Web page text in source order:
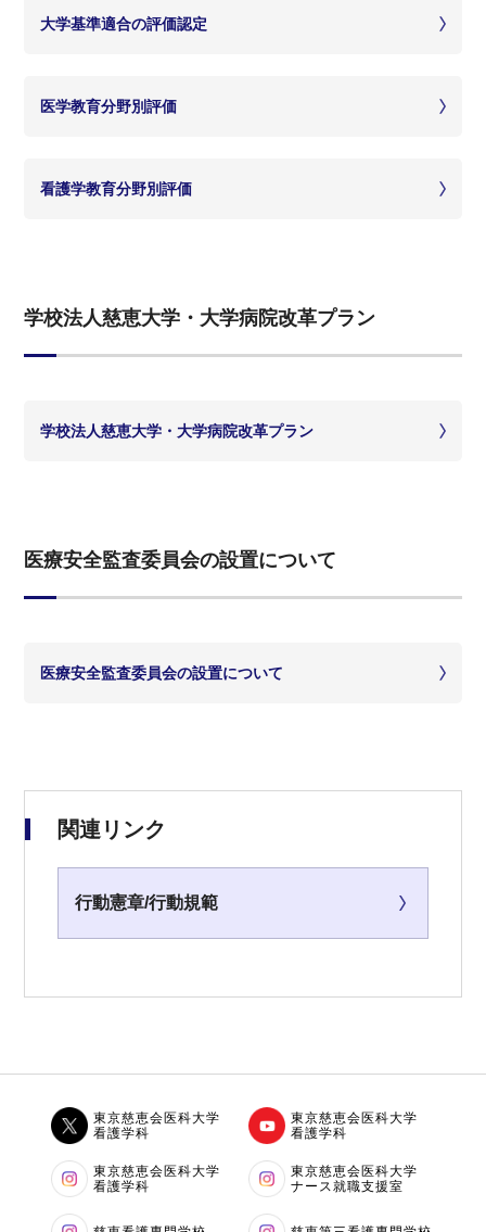
大学基準適合の評価認定
医学教育分野別評価
看護学教育分野別評価
学校法人慈恵大学・大学病院改革プラン
学校法人慈恵大学・大学病院改革プラン
医療安全監査委員会の設置について
医療安全監査委員会の設置について
関連リンク
行動憲章/行動規範
東京慈恵会医科大学
看護学科
東京慈恵会医科大学
看護学科
東京慈恵会医科大学
看護学科
東京慈恵会医科大学
ナース就職支援室